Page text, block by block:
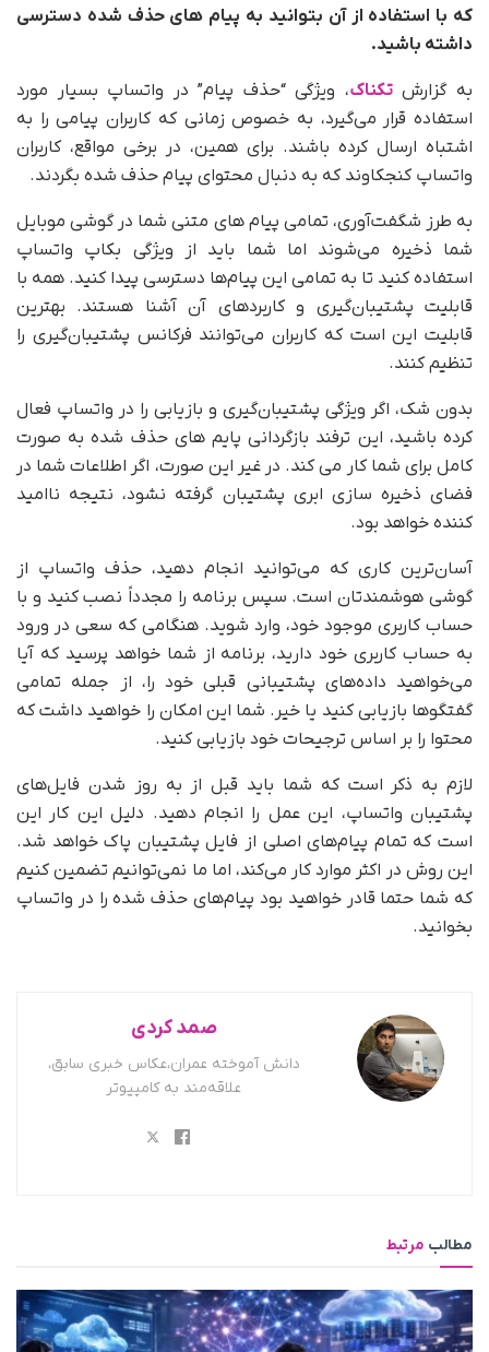
که با استفاده از آن بتوانید به پیام های حذف شده دسترسی
داشته باشید.
به گزارشتکناک، ویژگی “حذف پیام” در واتساپ بسیار مورد
استفاده قرار می‌گیرد، به خصوص زمانی که کاربران پیامی را به
اشتباه ارسال کرده‌ باشند. برای همین، در برخی مواقع، کاربران
واتساپ کنجکاوند که به دنبال محتوای پیام حذف شده بگردند.
به طرز شگفت‌آوری، تمامی پیام های متنی شما در گوشی موبایل
شما ذخیره می‌شوند اما شما باید از ویژگی بکاپ واتساپ
استفاده کنید تا به تمامی این پیام‌ها دسترسی پیدا کنید. همه با
قابلیت پشتیبان‌گیری و کاربردهای آن آشنا هستند. بهترین
قابلیت این است که کاربران می‌توانند فرکانس پشتیبان‌گیری را
تنظیم کنند.
بدون شک، اگر ویژگی پشتیبان‌گیری و بازیابی را در واتساپ فعال
کرده باشید، این ترفند بازگردانی پایم های حذف شده به صورت
کامل برای شما کار می کند. در غیر این صورت، اگر اطلاعات شما در
فضای ذخیره سازی ابری پشتیبان گرفته نشود، نتیجه ناامید
کننده خواهد بود.
آسان‌ترین کاری که می‌توانید انجام دهید، حذف واتساپ از
گوشی هوشمندتان است. سپس برنامه را مجدداً نصب کنید و با
حساب کاربری موجود خود، وارد شوید. هنگامی که سعی در ورود
به حساب کاربری خود دارید، برنامه از شما خواهد پرسید که آیا
می‌خواهید داده‌های پشتیبانی قبلی خود را، از جمله تمامی
گفتگوها بازیابی کنید یا خیر. شما این امکان را خواهید داشت که
محتوا را بر اساس ترجیحات خود بازیابی کنید.
لازم به ذکر است که شما باید قبل از به روز شدن فایل‌های
پشتیبان واتساپ، این عمل را انجام دهید. دلیل این کار این
است که تمام پیام‌های اصلی از فایل پشتیبان پاک خواهد شد.
این روش در اکثر موارد کار می‌کند، اما ما نمی‌توانیم تضمین کنیم
که شما حتما قادر خواهید بود پیام‌های حذف شده را در واتساپ
بخوانید.
صمد کردی
دانش آموخته عمران،عکاس خبری سابق،
علاقه‌مند به کامپیوتر
مطالب مرتبط